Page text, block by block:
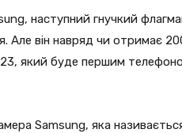
наступний гнучкий
Але він навряд чи отримає
який буде першим
Samsung, яка